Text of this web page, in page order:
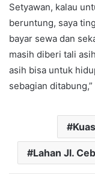
Setyawan, kalau
beruntung, saya
bayar sewa dan
masih diberi tali
asih bisa untuk
sebagian
Lahan Jl.